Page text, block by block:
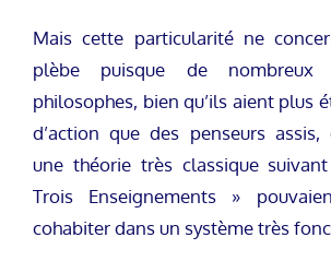
Mais cette particularité ne
plèbe puisque de nombreux
philosophes, bien qu’ils aient plus
d’action que des penseurs
une théorie très classique
Trois Enseignements »
cohabiter dans un système très